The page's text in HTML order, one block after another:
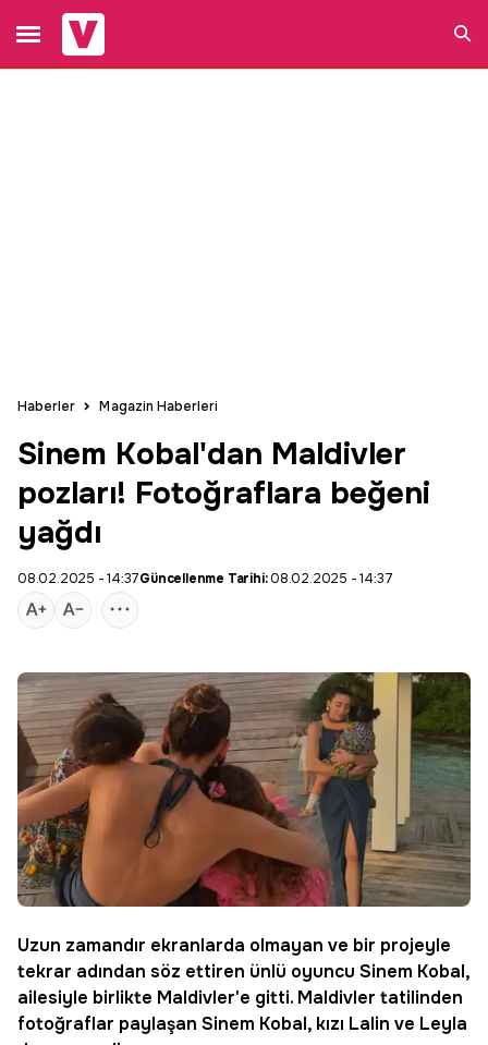
Haberler Magazin Haberleri
Sinem Kobal'dan Maldivler
pozları! Fotoğraflara beğeni
yağdı
08.02.2025 - 14:37Güncellenme Tarihi:08.02.2025 - 14:37
Uzun zamandır ekranlarda olmayan ve bir projeyle
tekrar adından söz ettiren ünlü oyuncu Sinem Kobal,
ailesiyle birlikte Maldivler'e gitti. Maldivler tatilinden
fotoğraflar paylaşan Sinem Kobal, kızı Lalin ve Leyla